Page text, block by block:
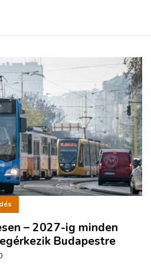
– 2027-ig minden
Budapestre